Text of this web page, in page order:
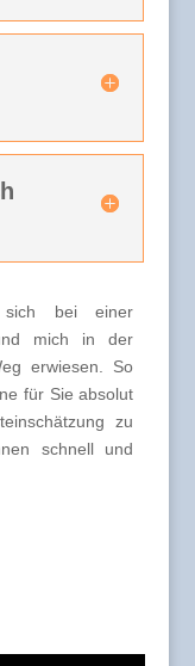
sich bei einer
mich in der
erwiesen. So
für Sie absolut
zu
schnell und